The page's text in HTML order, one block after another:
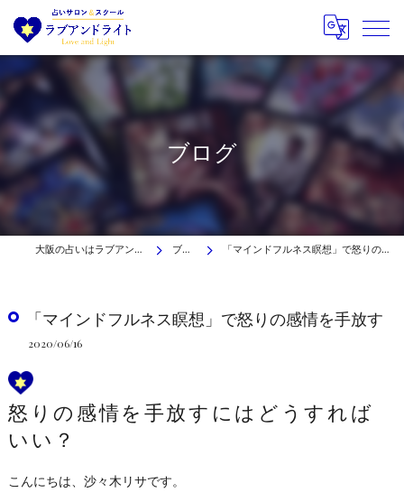
ブログ
大阪の占いはラブアンドライト ブログ 「マインドフルネス瞑想」で怒りの感情を手放す
「マインドフルネス瞑想」で怒りの感情を手放す
2020/06/16
怒りの感情を手放すにはどうすれば
いい？
こんにちは、沙々木リサです。